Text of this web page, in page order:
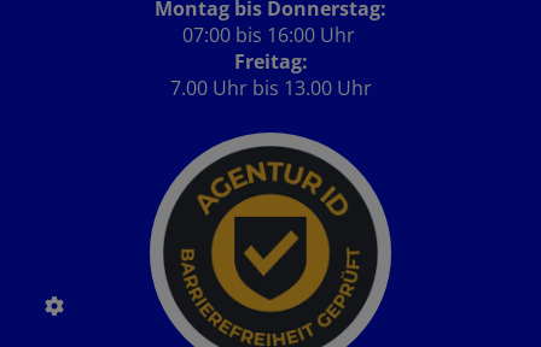
Montag bis Donnerstag:
07:00 bis 16:00 Uhr
Freitag:
7.00 Uhr bis 13.00 Uhr